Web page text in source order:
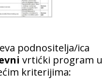
podnositelja/ica
vrtićki program u
kriterijima: